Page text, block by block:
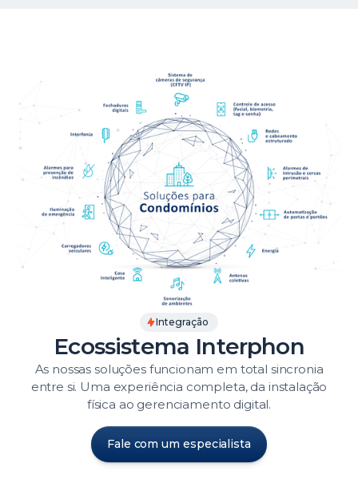
Integração
Ecossistema Interphon
As nossas soluções funcionam em total sincronia
entre si. Uma experiência completa, da instalação
física ao gerenciamento digital.
Fale com um especialista